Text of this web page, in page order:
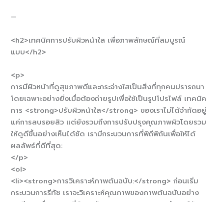
—
<h2>เทคนิคการปรับผิวหน้าใส เพื่อภาพลักษณ์ที่สมบูรณ์
แบบ</h2>
<p>
การมีผิวหน้าที่ดูสุขภาพดีและกระจ่างใสเป็นสิ่งที่ทุกคนปรารถนา
โดยเฉพาะอย่างยิ่งเมื่อต้องถ่ายรูปเพื่อใช้เป็นรูปโปรไฟล์ เทคนิค
การ <strong>ปรับผิวหน้าใส</strong> ของเราไม่ได้จำกัดอยู่
แค่การลบรอยสิว แต่ยังรวมถึงการปรับปรุงคุณภาพผิวโดยรวม
ให้ดูดีขึ้นอย่างเห็นได้ชัด เรามีกระบวนการที่พิถีพิถันเพื่อให้ได้
ผลลัพธ์ที่ดีที่สุด:
</p>
<ol>
<li><strong>การวิเคราะห์ภาพต้นฉบับ:</strong> ก่อนเริ่ม
กระบวนการรีทัช เราจะวิเคราะห์คุณภาพของภาพต้นฉบับอย่าง